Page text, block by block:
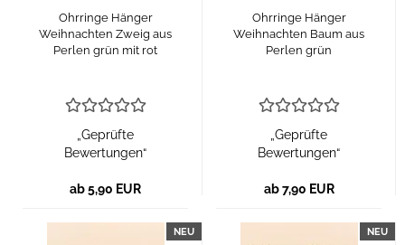
Ohrringe Hänger
Weihnachten Zweig aus
Perlen grün mit rot
„Geprüfte
Bewertungen“
ab 5,90 EUR
Ohrringe Hänger
Weihnachten Baum aus
Perlen grün
„Geprüfte
Bewertungen“
ab 7,90 EUR
NEU NEU